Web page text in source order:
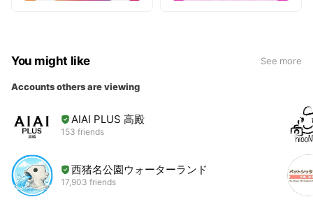
You might like See more
Accounts others are viewing
AIAI PLUS 高殿
153 friends
西猪名公園ウォーターランド
17,903 friends